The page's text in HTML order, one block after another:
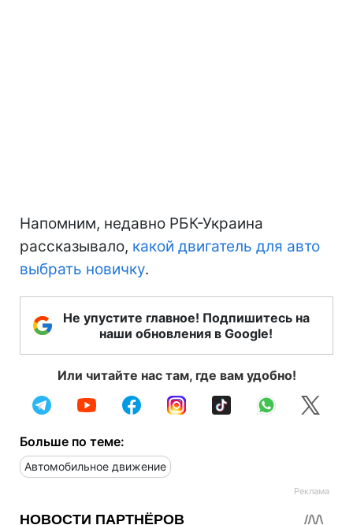
Напомним, недавно РБК-Украина
рассказывало, какой двигатель для авто
выбрать новичку.
Не упустите главное! Подпишитесь на
наши обновления в Google!
Или читайте нас там, где вам удобно!
Больше по теме:
Автомобильное движение